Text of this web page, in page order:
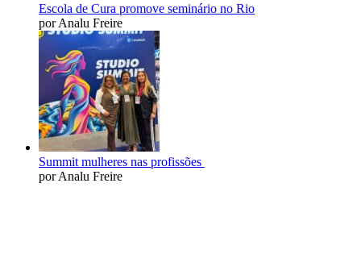
Escola de Cura promove seminário no Rio
por Analu Freire
Summit mulheres nas profissões
por Analu Freire